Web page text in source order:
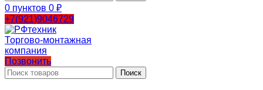
0 пунктов 0 ₽
+7(921)9046729
Позвонить
Поиск